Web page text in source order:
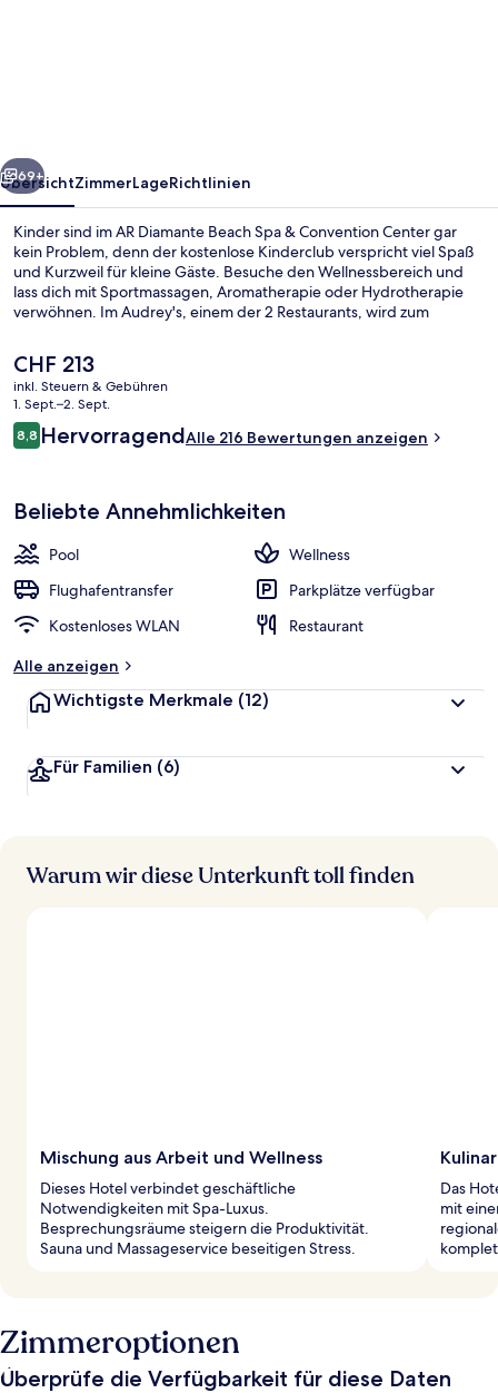
Center
Weiter
69+
ÜbersichtZimmerLageRichtlinien
Kinder sind im AR Diamante Beach Spa & Convention Center gar
kein Problem, denn der kostenlose Kinderclub verspricht viel Spaß
und Kurzweil für kleine Gäste. Besuche den Wellnessbereich und
lass dich mit Sportmassagen, Aromatherapie oder Hydrotherapie
verwöhnen. Im Audrey's, einem der 2 Restaurants, wird zum
Außenpool, eine Bar/Lounge und ein Fitnesscenter gehören
ebenfalls zum Angebot.
Der
aktuelle
Preis
beträgt
CHF 213.
CHF 213
inkl. Steuern & Gebühren
1. Sept.–2. Sept.
Bewertungen
8,88,8 von 10.
HervorragendAlle 216 Bewertungen anzeigen
Beliebte Annehmlichkeiten
Pool
Wellness
Flughafentransfer
Parkplätze verfügbar
Kostenloses WLAN
Restaurant
Alle anzeigen
Wichtigste Merkmale (12)
Für Familien (6)
Warum wir diese Unterkunft toll finden
Mischung aus Arbeit und Wellness
Dieses Hotel verbindet geschäftliche
Notwendigkeiten mit Spa-Luxus.
Besprechungsräume steigern die Produktivität.
Sauna und Massageservice beseitigen Stress.
Das
mit
Zimmeroptionen
Überprüfe die Verfügbarkeit für diese Daten